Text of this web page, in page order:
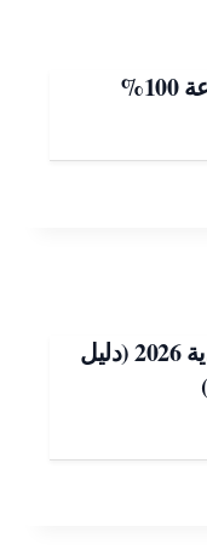
أفضل منظار للصيد في السعودية 2026 (دليل